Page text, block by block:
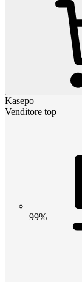
Kasepo
Venditore top
99%